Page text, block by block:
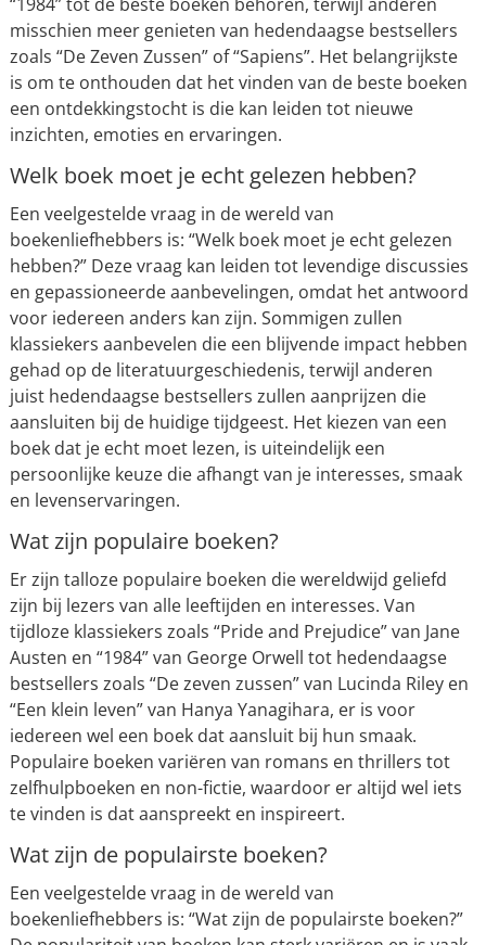
misschien meer genieten van hedendaagse bestsellers
zoals “De Zeven Zussen” of “Sapiens”. Het belangrijkste
is om te onthouden dat het vinden van de beste boeken
een ontdekkingstocht is die kan leiden tot nieuwe
inzichten, emoties en ervaringen.
Welk boek moet je echt gelezen hebben?
Een veelgestelde vraag in de wereld van
boekenliefhebbers is: “Welk boek moet je echt gelezen
hebben?” Deze vraag kan leiden tot levendige discussies
en gepassioneerde aanbevelingen, omdat het antwoord
voor iedereen anders kan zijn. Sommigen zullen
klassiekers aanbevelen die een blijvende impact hebben
gehad op de literatuurgeschiedenis, terwijl anderen
juist hedendaagse bestsellers zullen aanprijzen die
aansluiten bij de huidige tijdgeest. Het kiezen van een
boek dat je echt moet lezen, is uiteindelijk een
persoonlijke keuze die afhangt van je interesses, smaak
en levenservaringen.
Wat zijn populaire boeken?
Er zijn talloze populaire boeken die wereldwijd geliefd
zijn bij lezers van alle leeftijden en interesses. Van
tijdloze klassiekers zoals “Pride and Prejudice” van Jane
Austen en “1984” van George Orwell tot hedendaagse
bestsellers zoals “De zeven zussen” van Lucinda Riley en
“Een klein leven” van Hanya Yanagihara, er is voor
iedereen wel een boek dat aansluit bij hun smaak.
Populaire boeken variëren van romans en thrillers tot
zelfhulpboeken en non-fictie, waardoor er altijd wel iets
te vinden is dat aanspreekt en inspireert.
Wat zijn de populairste boeken?
Een veelgestelde vraag in de wereld van
boekenliefhebbers is: “Wat zijn de populairste boeken?”